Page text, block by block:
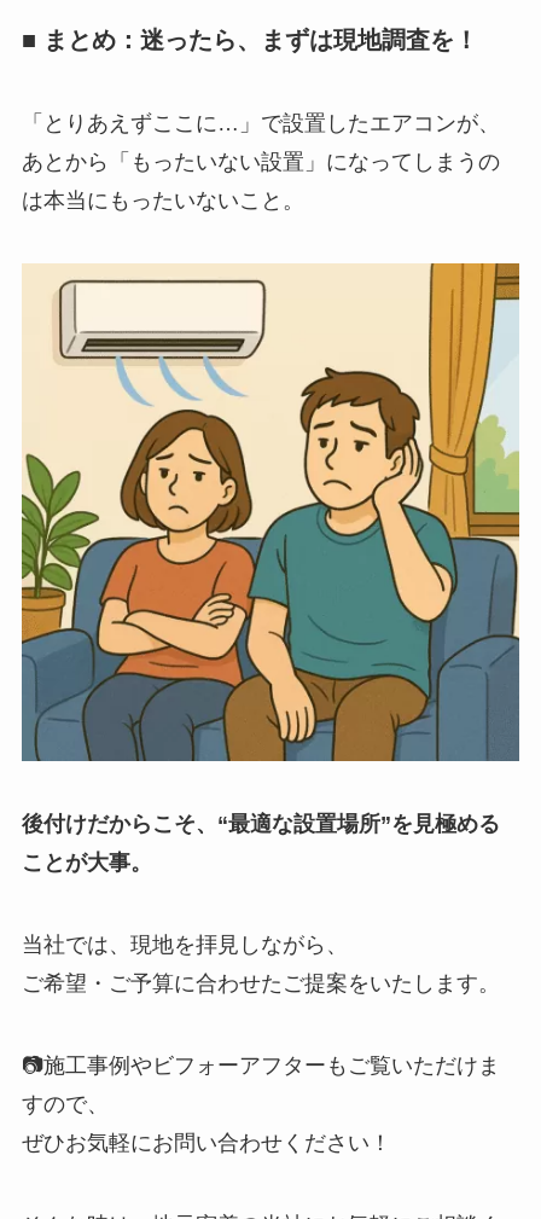
■ まとめ：迷ったら、まずは現地調査を！
「とりあえずここに…」で設置したエアコンが、
あとから「もったいない設置」になってしまうの
は本当にもったいないこと。
後付けだからこそ、“最適な設置場所”を見極める
ことが大事。
当社では、現地を拝見しながら、
ご希望・ご予算に合わせたご提案をいたします。
📷施工事例やビフォーアフターもご覧いただけま
すので、
ぜひお気軽にお問い合わせください！